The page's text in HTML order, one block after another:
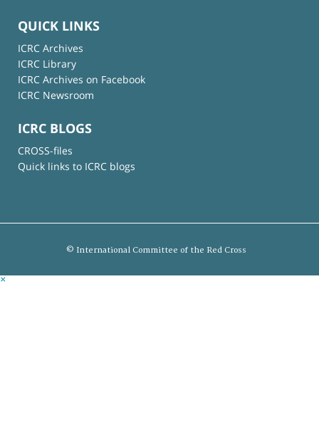
QUICK LINKS
ICRC Archives
ICRC Library
ICRC Archives on Facebook
ICRC Newsroom
ICRC BLOGS
CROSS-files
Quick links to ICRC blogs
© International Committee of the Red Cross
×